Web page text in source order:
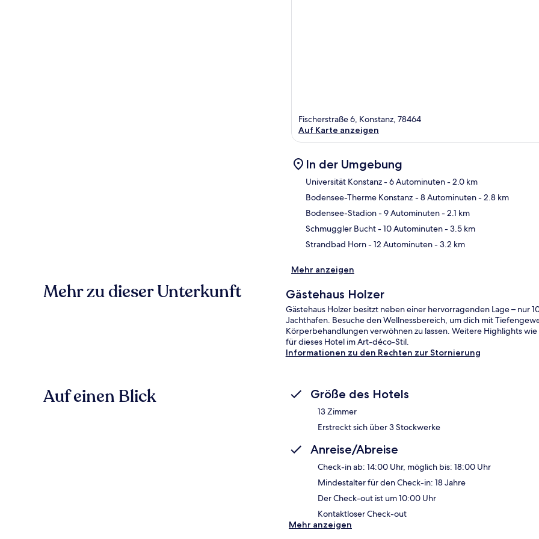
Fischerstraße 6, Konstanz, 78464
Auf Karte anzeigen
In der Umgebung
Universität Konstanz- 6 Autominuten- 2.0 km
Bodensee-Therme Konstanz - 8 Autominuten- 2.8 km
Bodensee-Stadion- 9 Autominuten- 2.1 km
Schmuggler Bucht- 10 Autominuten- 3.5 km
Strandbad Horn- 12 Autominuten- 3.2 km
Mehr anzeigen
Mehr zu dieser Unterkunft Gästehaus Holzer
Gästehaus Holzer besitzt neben einer hervorragenden Lage – nur
Jachthafen. Besuche den Wellnessbereich, um dich mit
Körperbehandlungen verwöhnen zu lassen. Weitere Highlights
für dieses Hotel im Art-déco-Stil.
Informationen zu den Rechten zur Stornierung
Auf einen Blick Größe des Hotels
13 Zimmer
Erstreckt sich über 3 Stockwerke
Anreise/Abreise
Check-in ab: 14:00 Uhr, möglich bis: 18:00 Uhr
Mindestalter für den Check-in: 18 Jahre
Der Check-out ist um 10:00 Uhr
Kontaktloser Check-out
Mehr anzeigen